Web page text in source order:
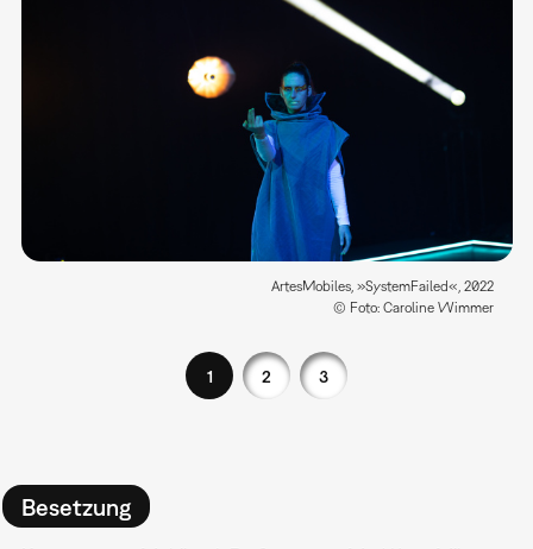
ArtesMobiles, »SystemFailed«, 2022
© Foto: Caroline Wimmer
1 2 3
Besetzung